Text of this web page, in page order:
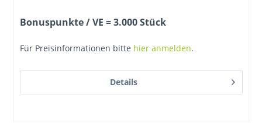
Bonuspunkte / VE = 3.000 Stück
Für Preisinformationen bitte hier anmelden.
Details